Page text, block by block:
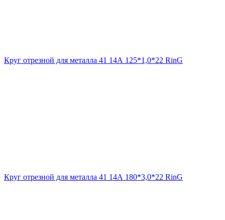
Круг отрезной для металла 41 14А 125*1,0*22 RinG
Круг отрезной для металла 41 14А 180*3,0*22 RinG